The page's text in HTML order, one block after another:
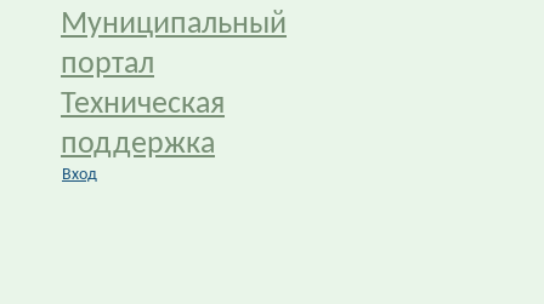
Муниципальный
портал
Техническая
поддержка
Вход